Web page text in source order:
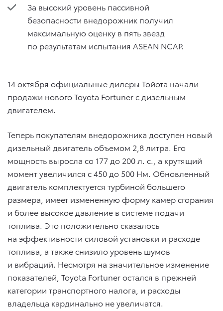
За высокий уровень пассивной
безопасности внедорожник получил
максимальную оценку в пять звезд
по результатам испытания ASEAN NCAP.
14 октября официальные дилеры Тойота начали
продажи нового Toyota Fortuner с дизельным
двигателем.
Теперь покупателям внедорожника доступен новый
дизельный двигатель объемом 2,8 литра. Его
мощность выросла со 177 до 200 л. с., а крутящий
момент увеличился с 450 до 500 Нм. Обновленный
двигатель комплектуется турбиной большего
размера, имеет измененную форму камер сгорания
и более высокое давление в системе подачи
топлива. Это положительно сказалось
на эффективности силовой установки и расходе
топлива, а также снизило уровень шумов
и вибраций. Несмотря на значительное изменение
показателей, Toyota Fortuner остался в прежней
категории транспортного налога, и расходы
владельца кардинально не увеличатся.